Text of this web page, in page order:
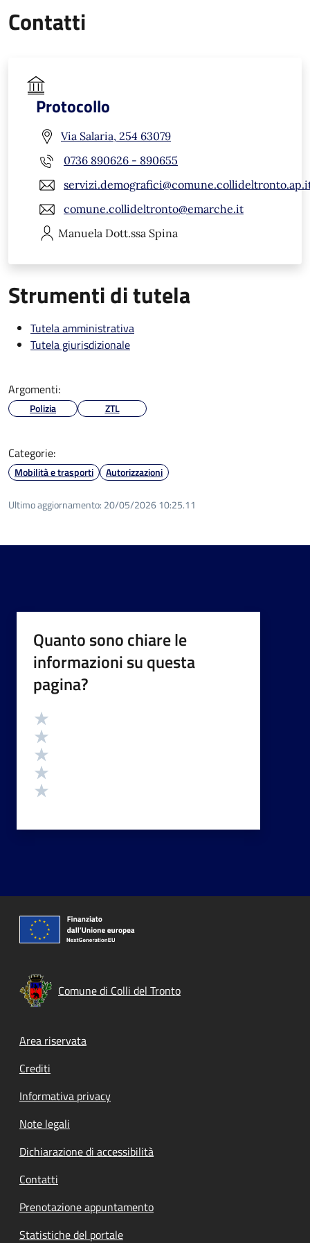
Contatti
Protocollo
Via Salaria, 254 63079
0736 890626 - 890655
comune.collideltronto@emarche.it
Manuela Dott.ssa Spina
Strumenti di tutela
Tutela amministrativa
Tutela giurisdizionale
Argomenti:
Polizia ZTL
Categorie:
Mobilità e trasporti Autorizzazioni
Ultimo aggiornamento: 20/05/2026 10:25.11
Quanto sono chiare le
informazioni su questa
pagina?
Valutazione
Comune di Colli del Tronto
Footer menu
Area riservata
Crediti
Informativa privacy
Note legali
Dichiarazione di accessibilità
Contatti
Prenotazione appuntamento
Statistiche del portale